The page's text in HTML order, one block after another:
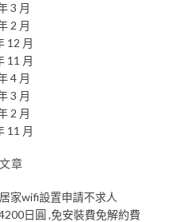
3 月
2 月
12 月
11 月
4 月
3 月
2 月
11 月
章
家wifi設置申請不求人
日圓 ,免安裝費免解約費